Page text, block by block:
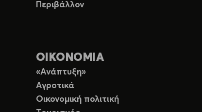
Περιβάλλον
ΟΙΚΟΝΟΜΙΑ
«Ανάπτυξη»
Αγροτικά
Οικονομική πολιτική